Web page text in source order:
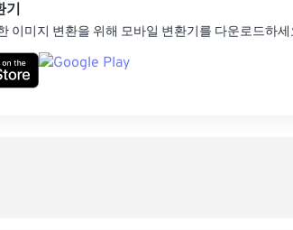
이미지 변환을 위해 모바일 변환기를 다운로드하세